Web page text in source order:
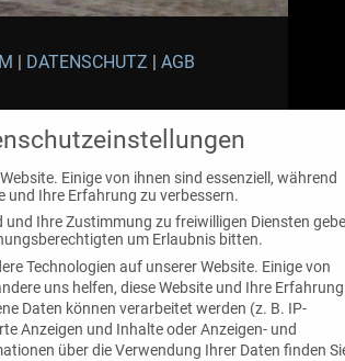
| DATENSCHUTZ |AGB
Einige von ihnen sind essenziell, während
und Ihre Erfahrung zu verbessern.
und Ihre Zustimmung zu freiwilligen Diensten
um Erlaubnis bitten.
Technologien auf unserer Website. Einige von
uns helfen, diese Website und Ihre Erfahrung
Daten können verarbeitet werden (z. B. IP-
Anzeigen und Inhalte oder Anzeigen- und
über die Verwendung Ihrer Daten finden